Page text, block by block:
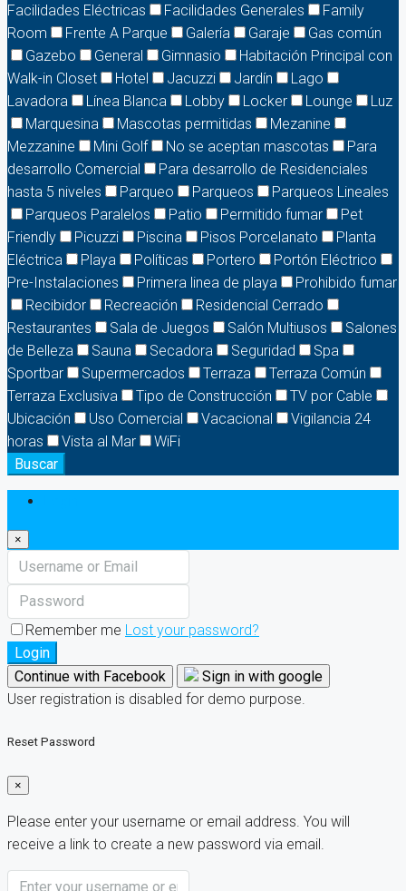
Facilidades Eléctricas
Facilidades Generales
Family
Room
Frente A Parque Galería Garaje
Gas común
Gazebo
General Gimnasio
Habitación Principal con
Walk-in Closet
Hotel Jacuzzi Jardín
Lago
Lavadora
Línea Blanca Lobby Locker Lounge
Luz
Marquesina
Mascotas permitidas
Mezanine
Mezzanine
Mini Golf No se aceptan mascotas
Para
desarrollo Comercial
Para desarrollo de Residenciales
hasta 5 niveles
Parqueo Parqueos
Parqueos Lineales
Parqueos Paralelos
Patio Permitido fumar
Pet
Friendly
Picuzzi Piscina Pisos Porcelanato
Planta
Eléctrica
Playa Políticas Portero
Portón Eléctrico
Pre-Instalaciones
Primera linea de playa
Prohibido fumar
Recibidor
Recreación
Residencial Cerrado
Restaurantes
Sala de Juegos Salón Multiusos
Salones
de Belleza
Sauna Secadora Seguridad
Spa
Sportbar
Supermercados Terraza
Terraza Común
Terraza Exclusiva
Tipo de Construcción
TV por Cable
Ubicación
Uso Comercial Vacacional
Vigilancia 24
horas
Vista al Mar
WiFi
Buscar
×
Remember me Lost your password?
Login
Continue with Facebook
Sign in with google
User registration is disabled for demo purpose.
Reset Password
×
Please enter your username or email address. You will
receive a link to create a new password via email.